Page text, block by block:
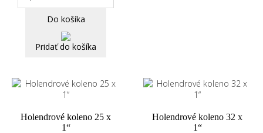
Do košíka
Pridať do košíka
Holendrové koleno 25 x
1“
Holendrové koleno 32 x
1“